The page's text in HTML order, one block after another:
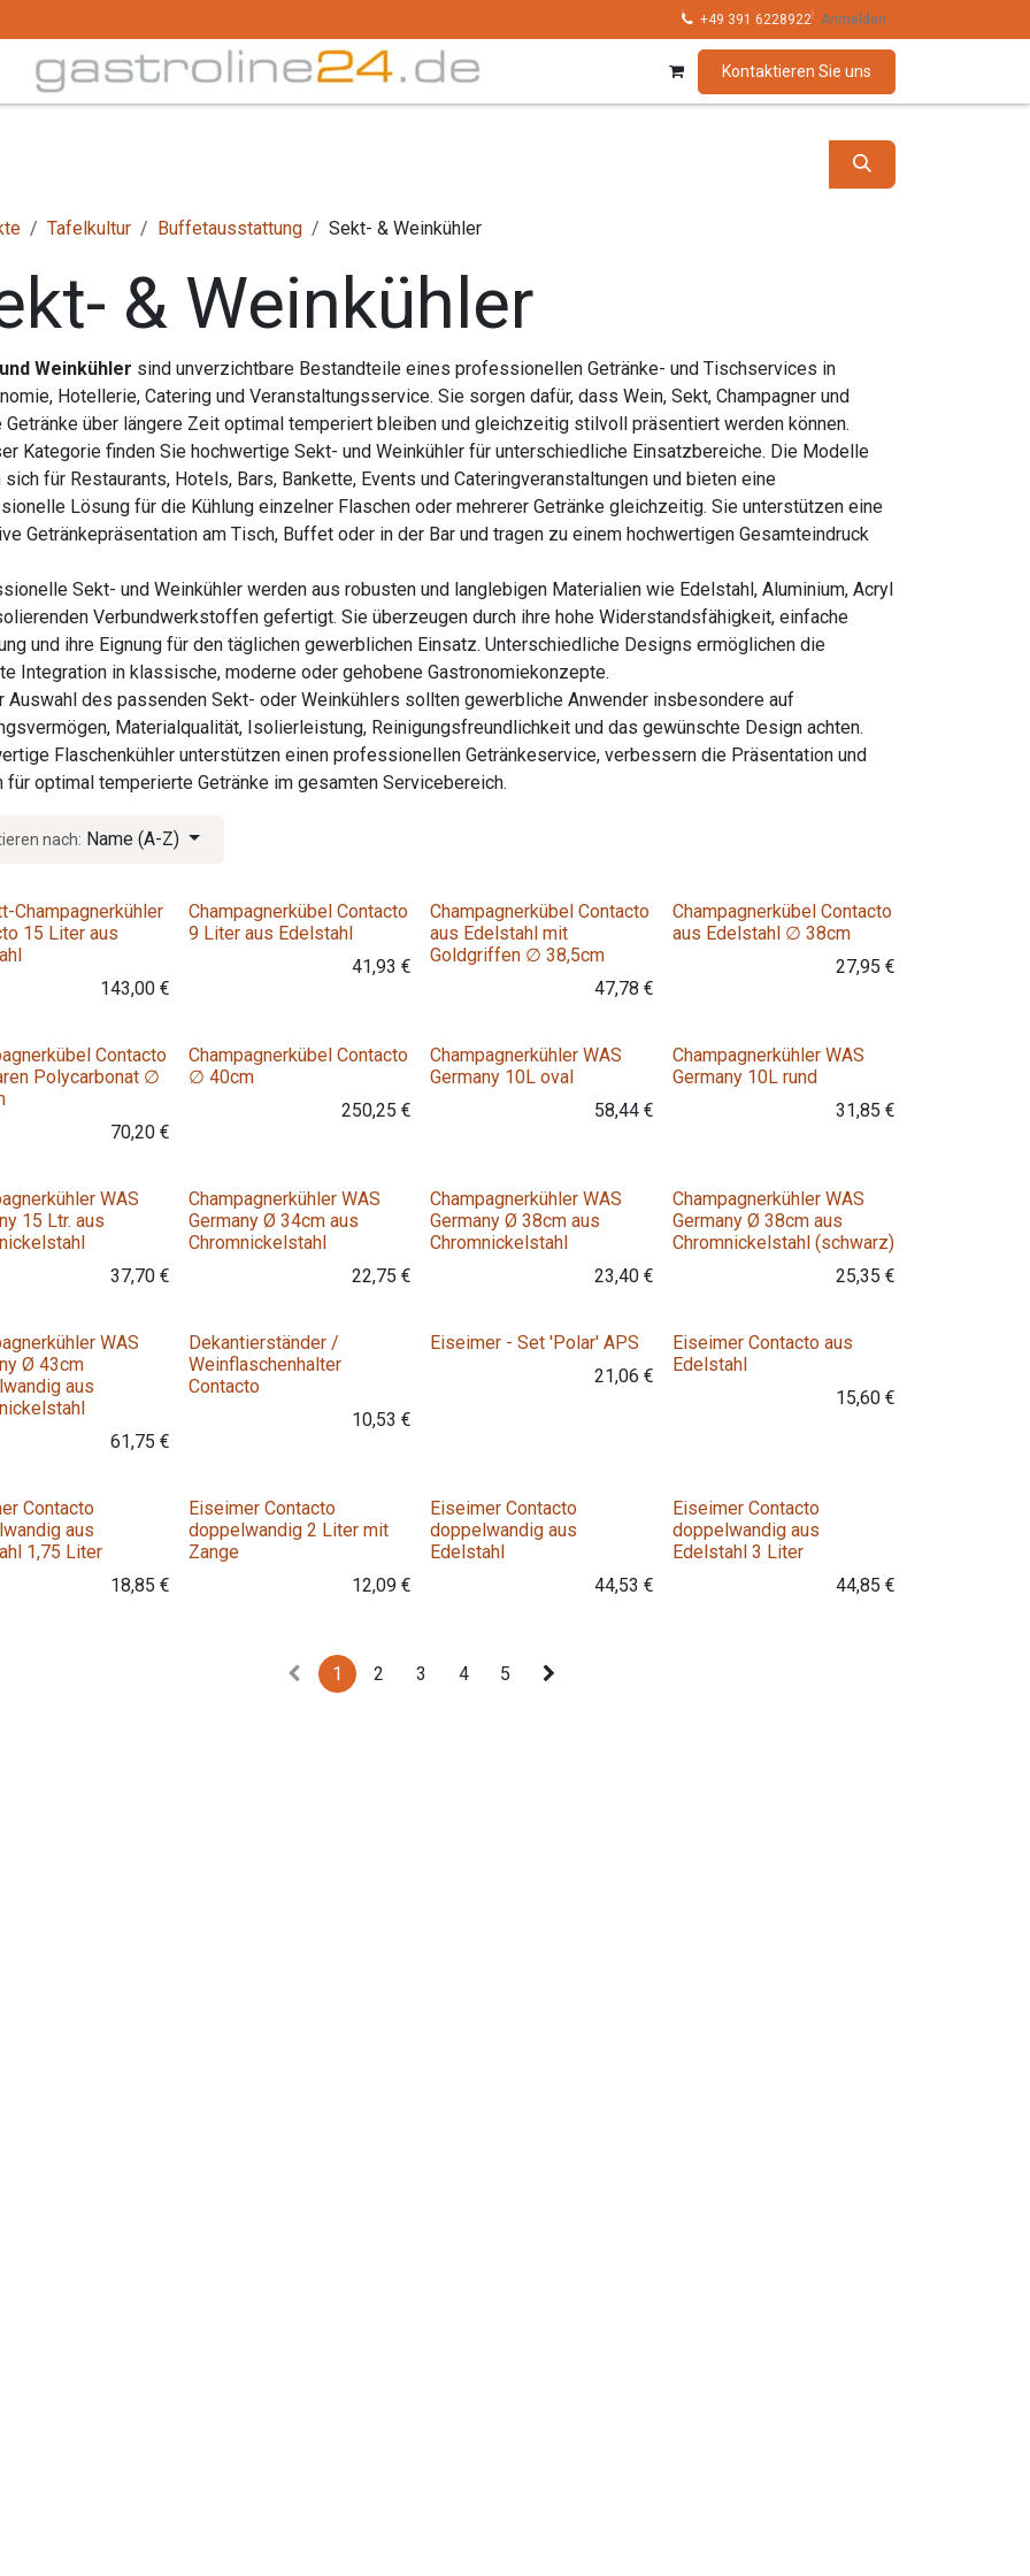
Kollektionen Marken
+49 391 6228922 Anmelden
Kontaktieren Sie uns
Tafelkultur Buffetausstattung Sekt- & Weinkühler
& Weinkühler
Weinkühler sind unverzichtbare Bestandteile eines professionellen Getränke- und Tischservices in
Hotellerie, Catering und Veranstaltungsservice. Sie sorgen dafür, dass Wein, Sekt, Champagner und
Getränke über längere Zeit optimal temperiert bleiben und gleichzeitig stilvoll präsentiert werden können.
Kategorie finden Sie hochwertige Sekt- und Weinkühler für unterschiedliche Einsatzbereiche. Die Modelle
sich für Restaurants, Hotels, Bars, Bankette, Events und Cateringveranstaltungen und bieten eine
Lösung für die Kühlung einzelner Flaschen oder mehrerer Getränke gleichzeitig. Sie unterstützen eine
Getränkepräsentation am Tisch, Buffet oder in der Bar und tragen zu einem hochwertigen Gesamteindruck
Sekt- und Weinkühler werden aus robusten und langlebigen Materialien wie Edelstahl, Aluminium, Acryl
Verbundwerkstoffen gefertigt. Sie überzeugen durch ihre hohe Widerstandsfähigkeit, einfache
und ihre Eignung für den täglichen gewerblichen Einsatz. Unterschiedliche Designs ermöglichen die
Integration in klassische, moderne oder gehobene Gastronomiekonzepte.
Auswahl des passenden Sekt- oder Weinkühlers sollten gewerbliche Anwender insbesondere auf
Materialqualität, Isolierleistung, Reinigungsfreundlichkeit und das gewünschte Design achten.
Flaschenkühler unterstützen einen professionellen Getränkeservice, verbessern die Präsentation und
für optimal temperierte Getränke im gesamten Servicebereich.
nach: Name (A-Z)
Champagnerkühler
15 Liter aus
143,00 €
Champagnerkübel Contacto
9 Liter aus Edelstahl
41,93 €
Champagnerkübel Contacto
aus Edelstahl mit
Goldgriffen ∅ 38,5cm
47,78 €
Champagnerkübel Contacto
aus Edelstahl ∅ 38cm
27,95 €
Contacto
Polycarbonat ∅
70,20 €
Champagnerkübel Contacto
∅ 40cm
250,25 €
Champagnerkühler WAS
Germany 10L oval
58,44€
Champagnerkühler WAS
Germany 10L rund
31,85 €
WAS
15 Ltr. aus
37,70 €
Champagnerkühler WAS
Germany Ø 34cm aus
Chromnickelstahl
22,75 €
Champagnerkühler WAS
Germany Ø 38cm aus
Chromnickelstahl
23,40€
Champagnerkühler WAS
Germany Ø 38cm aus
Chromnickelstahl (schwarz)
25,35 €
WAS
Ø 43cm
aus
61,75 €
Dekantierständer /
Weinflaschenhalter
Contacto
10,53 €
Variante
Eiseimer - Set 'Polar' APS
21,06 €
Eiseimer Contacto aus
Edelstahl
15,60€
Contacto
aus
1,75 Liter
18,85 €
Eiseimer Contacto
doppelwandig 2 Liter mit
Zange
12,09 €
Eiseimer Contacto
doppelwandig aus
Edelstahl
44,53 €
Eiseimer Contacto
doppelwandig aus
Edelstahl 3 Liter
44,85 €
1 2 3 4 5